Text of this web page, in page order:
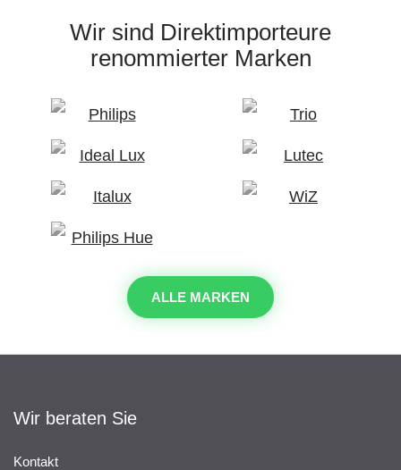
Wir sind Direktimporteure
renommierter Marken
ALLE MARKEN
Wir beraten Sie
Kontakt